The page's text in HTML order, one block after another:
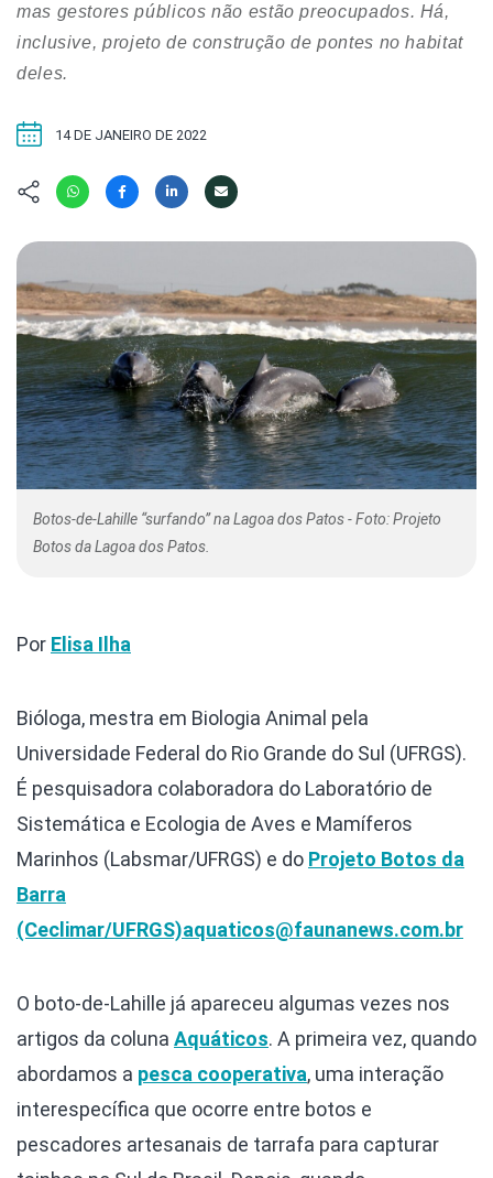
Kit
Na Linha
Segunda
Universo
mas gestores públicos não estão preocupados. Há,
inclusive, projeto de construção de pontes no habitat
deles.
14 DE JANEIRO DE 2022
Botos-de-Lahille “surfando” na Lagoa dos Patos - Foto: Projeto
Botos da Lagoa dos Patos.
Por Elisa Ilha
Bióloga, mestra em Biologia Animal pela
Universidade Federal do Rio Grande do Sul (UFRGS).
É pesquisadora colaboradora do Laboratório de
Sistemática e Ecologia de Aves e Mamíferos
Marinhos (Labsmar/UFRGS) e do Projeto Botos da
Barra
(Ceclimar/UFRGS)aquaticos@faunanews.com.br
O boto-de-Lahille já apareceu algumas vezes nos
artigos da coluna Aquáticos. A primeira vez, quando
abordamos a pesca cooperativa, uma interação
interespecífica que ocorre entre botos e
pescadores artesanais de tarrafa para capturar